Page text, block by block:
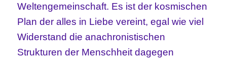
Weltengemeinschaft. Es ist der kosmischen
Plan der alles in Liebe vereint, egal wie viel
Widerstand die anachronistischen
Strukturen der Menschheit dagegen